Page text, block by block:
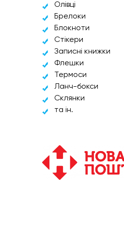
Олівці
Брелоки
Блокноти
Стікери
Записні книжки
Флешки
Термоси
Ланч-бокси
Склянки
та ін.